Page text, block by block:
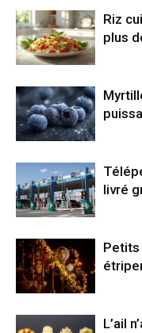
Riz
plus
livré
Petits
L’ail